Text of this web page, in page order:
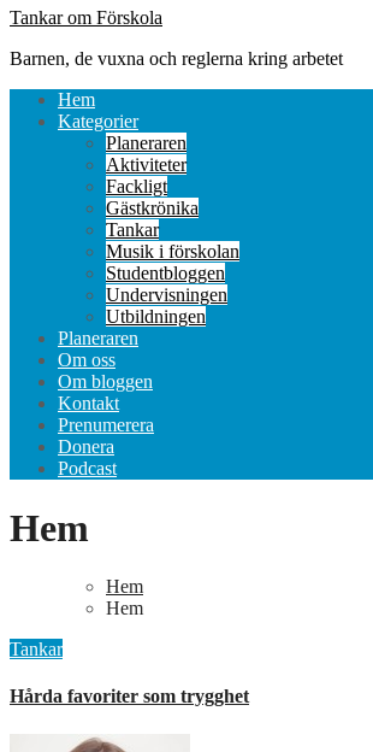
Tankar om Förskola
Barnen, de vuxna och reglerna kring arbetet
Hem
Kategorier
Planeraren
Aktiviteter
Fackligt
Gästkrönika
Tankar
Musik i förskolan
Studentbloggen
Undervisningen
Utbildningen
Planeraren
Om oss
Om bloggen
Kontakt
Prenumerera
Donera
Podcast
Hem
Hem
Hem
Tankar
Hårda favoriter som trygghet